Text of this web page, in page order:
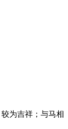
为吉祥；与马相